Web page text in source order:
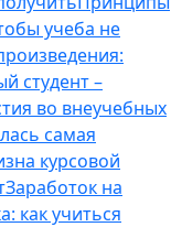
учеба не
студент –
во внеучебных
самая
курсовой
Заработок на
как учиться